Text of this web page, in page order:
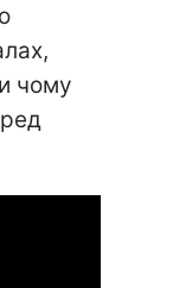
чому